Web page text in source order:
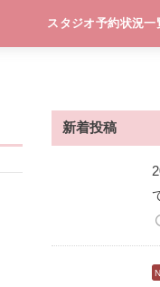
スタジオ予約状況一
新着投稿